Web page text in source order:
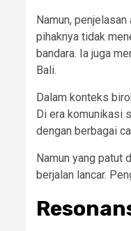
Namun,
pihaknya tidak
bandara. Ia juga
Bali.
Dalam konteks
Di era komunikasi
dengan berbagai
Namun yang patut
berjalan lancar.